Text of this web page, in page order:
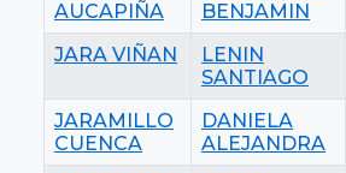
AUCAPIÑA
BENJAMIN
JARA VIÑAN
LENIN
SANTIAGO
JARAMILLO
CUENCA
DANIELA
ALEJANDRA